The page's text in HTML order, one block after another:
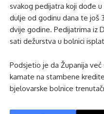
svakog pedijatra koji dođe
dulje od godinu dana te još
dvije godine. Pedijatrima iz
sati dežurstva u bolnici
Podsjetio je da Županija već
kamate na stambene
bjelovarske bolnice